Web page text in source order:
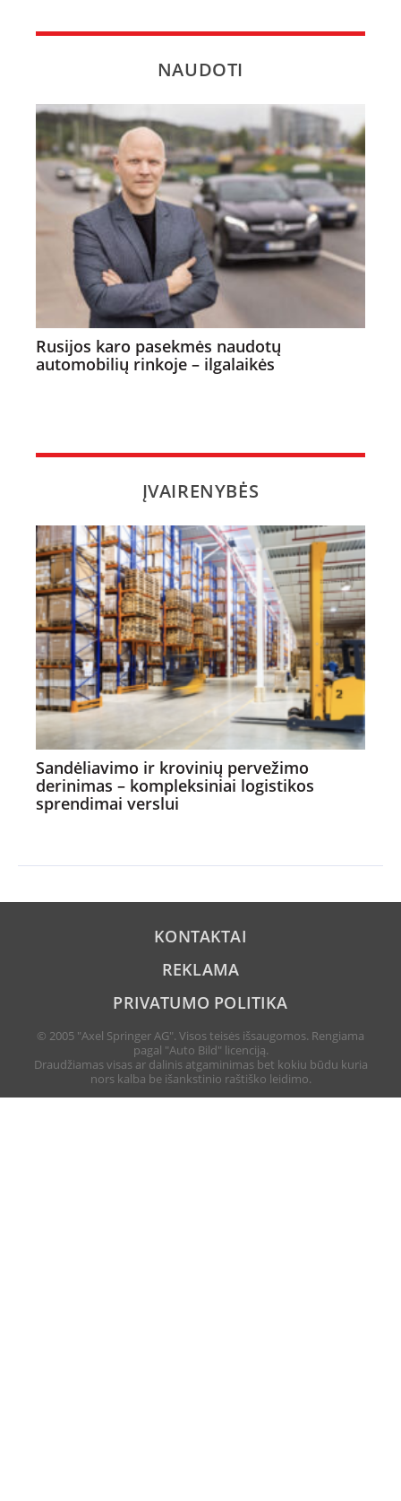
NAUDOTI
Rusijos karo pasekmės naudotų
automobilių rinkoje – ilgalaikės
ĮVAIRENYBĖS
Sandėliavimo ir krovinių pervežimo
derinimas – kompleksiniai logistikos
sprendimai verslui
KONTAKTAI
REKLAMA
PRIVATUMO POLITIKA
© 2005 "Axel Springer AG". Visos teisės išsaugomos. Rengiama
pagal "Auto Bild" licenciją.
Draudžiamas visas ar dalinis atgaminimas bet kokiu būdu kuria
nors kalba be išankstinio raštiško leidimo.